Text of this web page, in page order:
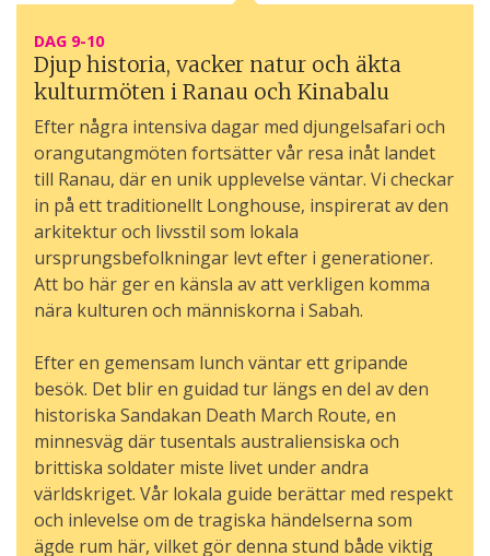
DAG 9-10
Djup historia, vacker natur och äkta
kulturmöten i Ranau och Kinabalu
Efter några intensiva dagar med djungelsafari och
orangutangmöten fortsätter vår resa inåt landet
till Ranau, där en unik upplevelse väntar. Vi checkar
in på ett traditionellt Longhouse, inspirerat av den
arkitektur och livsstil som lokala
ursprungsbefolkningar levt efter i generationer.
Att bo här ger en känsla av att verkligen komma
nära kulturen och människorna i Sabah.
Efter en gemensam lunch väntar ett gripande
besök. Det blir en guidad tur längs en del av den
historiska Sandakan Death March Route, en
minnesväg där tusentals australiensiska och
brittiska soldater miste livet under andra
världskriget. Vår lokala guide berättar med respekt
och inlevelse om de tragiska händelserna som
ägde rum här, vilket gör denna stund både viktig